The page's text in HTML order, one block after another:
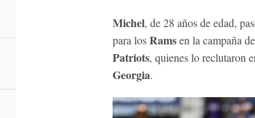
Michel, de 28 años de edad,
para losRamsen la campaña
Patriots, quienes lo reclutaron
Georgia.